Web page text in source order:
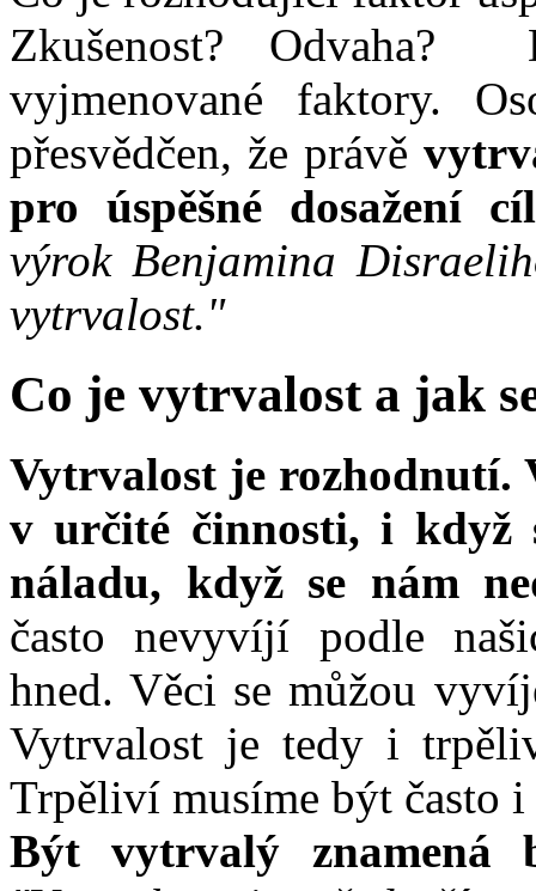
Zkušenost? Odvaha?
vyjmenované faktory.
přesvědčen, že právě
pro úspěšné dosažení
výrok Benjamina
vytrvalost."
Co je vytrvalost a jak
Vytrvalost je rozhodnutí.
v určité činnosti, i když
náladu, když se nám
často nevyvíjí podle
hned. Věci se můžou
Vytrvalost je tedy i
Trpěliví musíme být často i
Být vytrvalý znamená